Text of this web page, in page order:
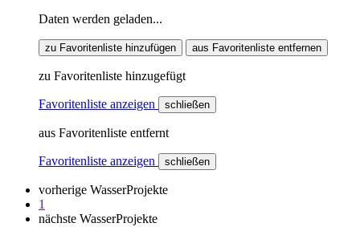
Daten werden geladen...
zu Favoritenliste hinzufügen aus Favoritenliste entfernen
zu Favoritenliste hinzugefügt
Favoritenliste anzeigen schließen
aus Favoritenliste entfernt
Favoritenliste anzeigen schließen
vorherige WasserProjekte
1
nächste WasserProjekte